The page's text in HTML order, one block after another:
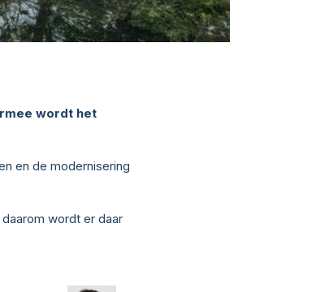
wordt het
en de modernisering
wordt er daar